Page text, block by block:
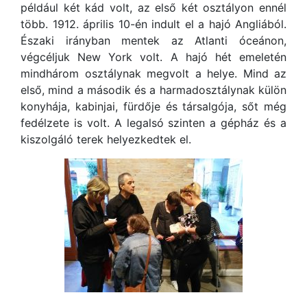
például két kád volt, az első két osztályon ennél
több. 1912. április 10-én indult el a hajó Angliából.
Északi irányban mentek az Atlanti óceánon,
végcéljuk New York volt. A hajó hét emeletén
mindhárom osztálynak megvolt a helye. Mind az
első, mind a második és a harmadosztálynak külön
konyhája, kabinjai, fürdője és társalgója, sőt még
fedélzete is volt. A legalsó szinten a gépház és a
kiszolgáló terek helyezkedtek el.